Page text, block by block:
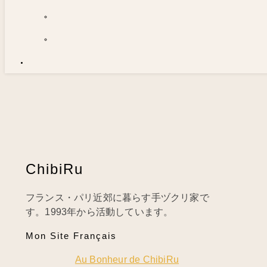
ChibiRu
フランス・パリ近郊に暮らす手ヅクリ家で
す。1993年から活動しています。
Mon Site Français
Au Bonheur de ChibiRu